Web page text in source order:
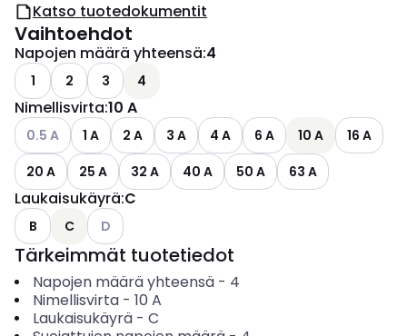
Katso tuotedokumentit
Vaihtoehdot
Napojen määrä yhteensä:4
1 2 3 4
Nimellisvirta:10 A
Katso käytettävissä olevat vaihtoehdot
0.5 A 1 A 2 A 3 A 4 A 6 A 10 A
16 A
20 A
25 A 32 A 40 A 50 A 63 A
Laukaisukäyrä:C
B C Katso käytettävissä olevat vaihtoehdot
D
Tärkeimmät tuotetiedot
Napojen määrä yhteensä- 4
Nimellisvirta- 10 A
Laukaisukäyrä- C